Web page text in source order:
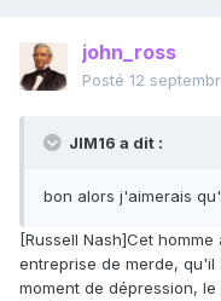
john_ross
Posté 12
JIM16 a dit :
bon alors j'aimerais
[Russell Nash]Cet
entreprise de merde,
moment de dépression,